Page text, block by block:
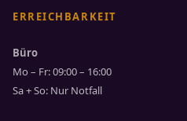
ERREICHBARKEIT
Büro
Mo – Fr: 09:00 – 16:00
Sa + So: Nur Notfall